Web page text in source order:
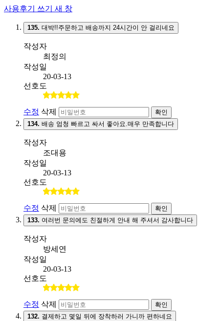
사용후기 쓰기 새 창
135. 대박!!주문하고 배송까지 24시간이 안 걸리네요
작성자
최정의
작성일
20-03-13
선호도
수정 삭제
확인
134. 배송 엄청 빠르고 싸서 좋아요.매우 만족합니다
작성자
조대용
작성일
20-03-13
선호도
수정 삭제
확인
133. 여러번 문의에도 친절하게 안내 해 주셔서 감사합니다
작성자
방세연
작성일
20-03-13
선호도
수정 삭제
확인
132.
결제하고 몇일 뒤에 장착하러 가니까 편하네요